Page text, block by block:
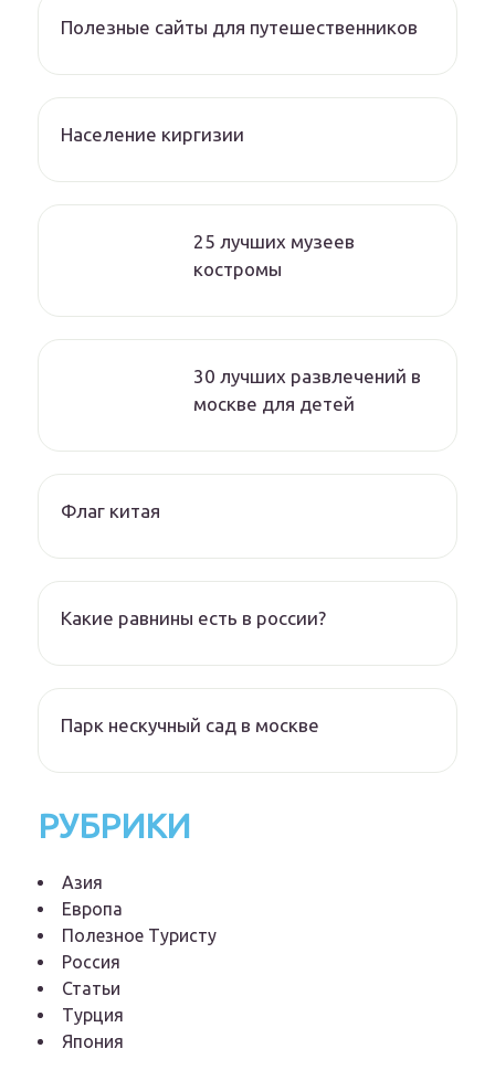
Полезные сайты для путешественников
Население киргизии
25 лучших музеев
костромы
30 лучших развлечений в
москве для детей
Флаг китая
Какие равнины есть в россии?
Парк нескучный сад в москве
РУБРИКИ
Азия
Европа
Полезное Туристу
Россия
Статьи
Турция
Япония